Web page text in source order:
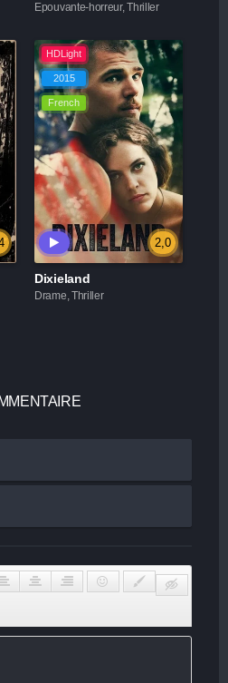
Epouvante-horreur, Thriller
HDLight
2015
French
2,0
Dixieland
Drame, Thriller